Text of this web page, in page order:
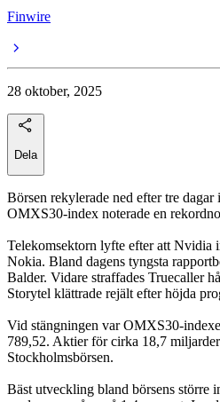
Finwire
28 oktober, 2025
Dela
Börsen rekylerade ned efter tre
OMXS30-index noterade en
Telekomsektorn lyfte efter att Nvidia
Nokia. Bland dagens tyngsta
Balder. Vidare straffades Truecaller
Storytel klättrade rejält efter höjda
Vid stängningen var OMXS30-
789,52. Aktier för cirka 18,7
Stockholmsbörsen.
Bäst utveckling bland börsens större